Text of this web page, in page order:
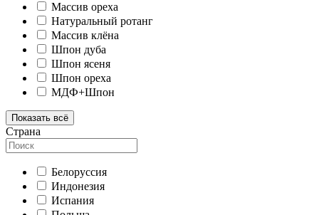
Массив ореха
Натуральный ротанг
Массив клёна
Шпон дуба
Шпон ясеня
Шпон ореха
МДФ+Шпон
Показать всё
Страна
Белоруссия
Индонезия
Испания